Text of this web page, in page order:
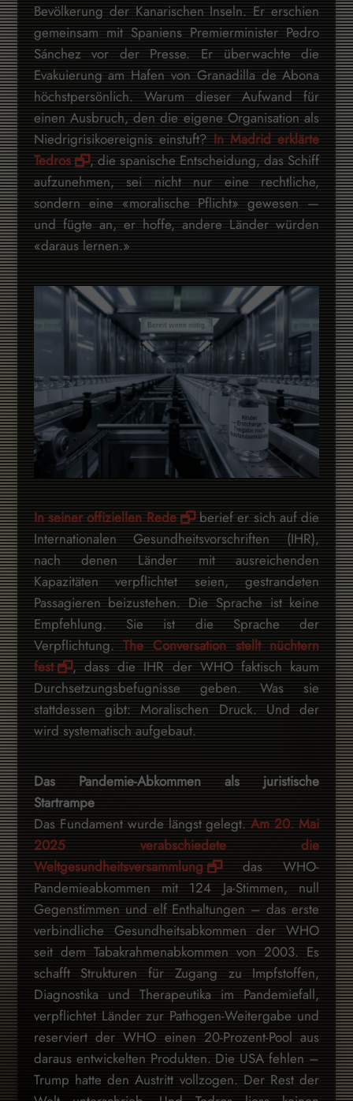
Bevölkerung der Kanarischen Inseln. Er erschien
gemeinsam mit Spaniens Premierminister Pedro
Sánchez vor der Presse. Er überwachte die
Evakuierung am Hafen von Granadilla de Abona
höchstpersönlich. Warum dieser Aufwand für
einen Ausbruch, den die eigene Organisation als
Niedrigrisikoereignis einstuft? In Madrid erklärte
Tedros
, die spanische Entscheidung, das Schiff
aufzunehmen, sei nicht nur eine rechtliche,
sondern eine «moralische Pflicht» gewesen —
und fügte an, er hoffe, andere Länder würden
«daraus lernen.»
In seiner offiziellen Rede
berief er sich auf die
Internationalen Gesundheitsvorschriften (IHR),
nach denen Länder mit ausreichenden
Kapazitäten verpflichtet seien, gestrandeten
Passagieren beizustehen. Die Sprache ist keine
Empfehlung. Sie ist die Sprache der
Verpflichtung.The Conversation stellt nüchtern
fest
, dass die IHR der WHO faktisch kaum
Durchsetzungsbefugnisse geben. Was sie
stattdessen gibt: Moralischen Druck. Und der
wird systematisch aufgebaut.
Das Pandemie-Abkommen als juristische
Startrampe
Das Fundament wurde längst gelegt.Am 20. Mai
2025 verabschiedete die
Weltgesundheitsversammlung
das WHO-
Pandemieabkommen mit 124 Ja-Stimmen, null
Gegenstimmen und elf Enthaltungen – das erste
verbindliche Gesundheitsabkommen der WHO
seit dem Tabakrahmenabkommen von 2003. Es
schafft Strukturen für Zugang zu Impfstoffen,
Diagnostika und Therapeutika im Pandemiefall,
verpflichtet Länder zur Pathogen-Weitergabe und
reserviert der WHO einen 20-Prozent-Pool aus
daraus entwickelten Produkten. Die USA fehlen –
Trump hatte den Austritt vollzogen. Der Rest der